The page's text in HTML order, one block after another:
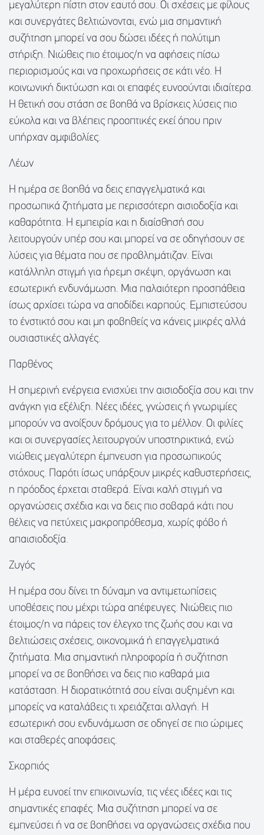
μεγαλύτερη πίστη στον εαυτό σου. Οι σχέσεις με φίλους
και συνεργάτες βελτιώνονται, ενώ μια σημαντική
συζήτηση μπορεί να σου δώσει ιδέες ή πολύτιμη
στήριξη. Νιώθεις πιο έτοιμος/η να αφήσεις πίσω
περιορισμούς και να προχωρήσεις σε κάτι νέο. Η
κοινωνική δικτύωση και οι επαφές ευνοούνται ιδιαίτερα.
Η θετική σου στάση σε βοηθά να βρίσκεις λύσεις πιο
εύκολα και να βλέπεις προοπτικές εκεί όπου πριν
υπήρχαν αμφιβολίες.
Λέων
Η ημέρα σε βοηθά να δεις επαγγελματικά και
προσωπικά ζητήματα με περισσότερη αισιοδοξία και
καθαρότητα. Η εμπειρία και η διαίσθησή σου
λειτουργούν υπέρ σου και μπορεί να σε οδηγήσουν σε
λύσεις για θέματα που σε προβλημάτιζαν. Είναι
κατάλληλη στιγμή για ήρεμη σκέψη, οργάνωση και
εσωτερική ενδυνάμωση. Μια παλαιότερη προσπάθεια
ίσως αρχίσει τώρα να αποδίδει καρπούς. Εμπιστεύσου
το ένστικτό σου και μη φοβηθείς να κάνεις μικρές αλλά
ουσιαστικές αλλαγές.
Παρθένος
Η σημερινή ενέργεια ενισχύει την αισιοδοξία σου και την
ανάγκη για εξέλιξη. Νέες ιδέες, γνώσεις ή γνωριμίες
μπορούν να ανοίξουν δρόμους για το μέλλον. Οι φιλίες
και οι συνεργασίες λειτουργούν υποστηρικτικά, ενώ
νιώθεις μεγαλύτερη έμπνευση για προσωπικούς
στόχους. Παρότι ίσως υπάρξουν μικρές καθυστερήσεις,
η πρόοδος έρχεται σταθερά. Είναι καλή στιγμή να
οργανώσεις σχέδια και να δεις πιο σοβαρά κάτι που
θέλεις να πετύχεις μακροπρόθεσμα, χωρίς φόβο ή
απαισιοδοξία.
Ζυγός
Η ημέρα σου δίνει τη δύναμη να αντιμετωπίσεις
υποθέσεις που μέχρι τώρα απέφευγες. Νιώθεις πιο
έτοιμος/η να πάρεις τον έλεγχο της ζωής σου και να
βελτιώσεις σχέσεις, οικονομικά ή επαγγελματικά
ζητήματα. Μια σημαντική πληροφορία ή συζήτηση
μπορεί να σε βοηθήσει να δεις πιο καθαρά μια
κατάσταση. Η διορατικότητά σου είναι αυξημένη και
μπορείς να καταλάβεις τι χρειάζεται αλλαγή. Η
εσωτερική σου ενδυνάμωση σε οδηγεί σε πιο ώριμες
και σταθερές αποφάσεις.
Σκορπιός
Η μέρα ευνοεί την επικοινωνία, τις νέες ιδέες και τις
σημαντικές επαφές. Μια συζήτηση μπορεί να σε
εμπνεύσει ή να σε βοηθήσει να οργανώσεις σχέδια που